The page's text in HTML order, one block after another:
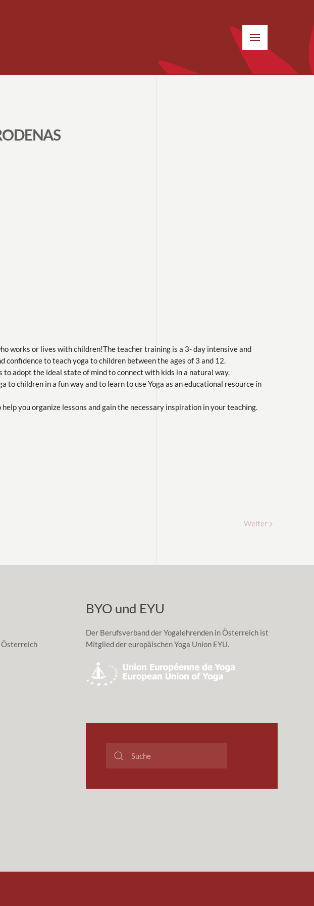
works or lives with children!The teacher training is a 3- day intensive and
to teach yoga to children between the ages of 3 and 12.
adopt the ideal state of mind to connect with kids in a natural way.
children in a fun way and to learn to use Yoga as an educational resource in
you organize lessons and gain the necessary inspiration in your teaching.
Weiter
Österreich
BYO und EYU
Der Berufsverband der Yogalehrenden in Österreich ist
Mitglied der europäischen Yoga Union EYU.